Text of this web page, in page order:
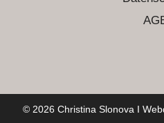
© 2026 Christina Slonova I